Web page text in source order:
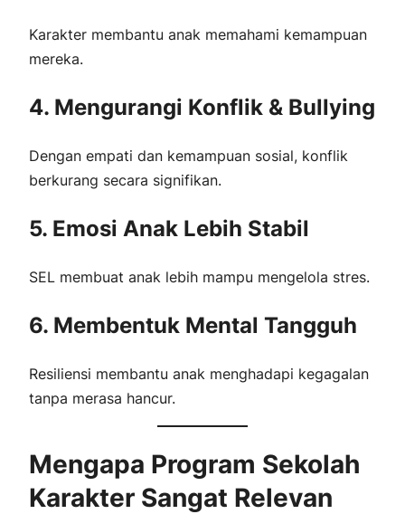
Karakter membantu anak memahami kemampuan
mereka.
4. Mengurangi Konflik & Bullying
Dengan empati dan kemampuan sosial, konflik
berkurang secara signifikan.
5. Emosi Anak Lebih Stabil
SEL membuat anak lebih mampu mengelola stres.
6. Membentuk Mental Tangguh
Resiliensi membantu anak menghadapi kegagalan
tanpa merasa hancur.
Mengapa Program Sekolah
Karakter Sangat Relevan